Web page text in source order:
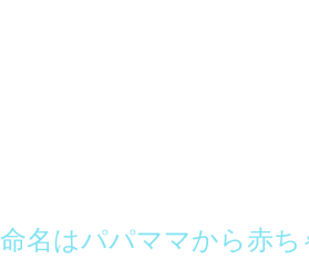
命名はパパママから赤